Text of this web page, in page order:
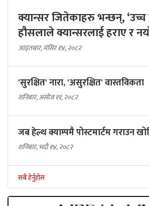
क्यान्सर जितेकाहरु भन्छन्,
हौसलाले क्यान्सरलाई हराए र
आइतबार, मंसिर १४, २०८२
'सुरक्षित' नारा, 'असुरक्षित' वास्तविकता
शनिबार, असोज ११, २०८२
जब हेल्थ क्याम्पमै पोस्टमार्टम गराउन
शनिबार, भदौ १४, २०८२
सबै हेर्नुहोस